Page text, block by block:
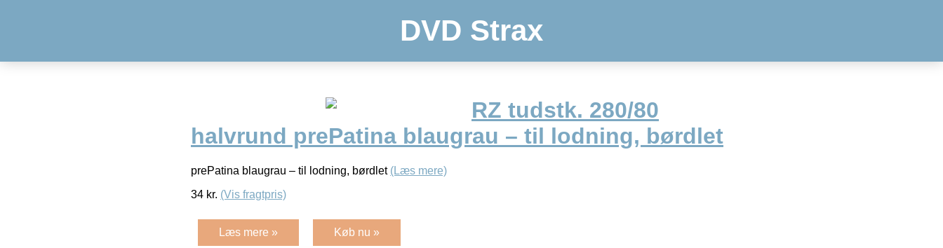
DVD Strax
RZ tudstk. 280/80
halvrund prePatina blaugrau – til lodning, børdlet
prePatina blaugrau – til lodning, børdlet (Læs mere)
34 kr. (Vis fragtpris)
Læs mere » Køb nu »